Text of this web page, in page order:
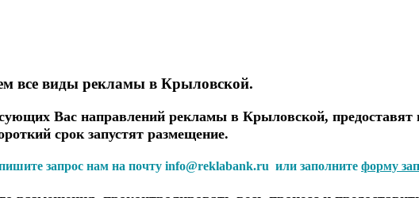
все виды рекламы в Крыловской.
Вас направлений рекламы в Крыловской, предоставят
срок запустят размещение.
запрос нам на почту info@reklabank.ru или заполните форму